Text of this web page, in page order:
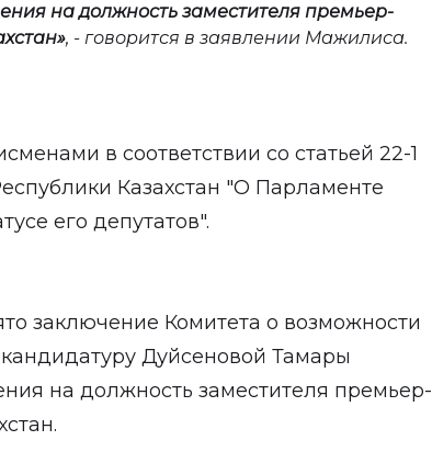
на должность заместителя премьер-
», - говорится в заявлении Мажилиса.
в соответствии со статьей 22-1
Казахстан "О Парламенте
его депутатов".
заключение Комитета о возможности
Дуйсеновой Тамары
на должность заместителя премьер-